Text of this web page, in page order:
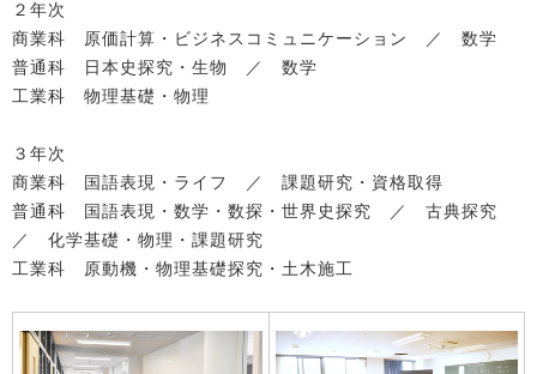
２年次
商業科 原価計算・ビジネスコミュニケーション ／ 数学
普通科 日本史探究・生物 ／ 数学
工業科 物理基礎・物理
３年次
商業科 国語表現・ライフ ／ 課題研究・資格取得
普通科 国語表現・数学・数探・世界史探究 ／ 古典探究
／ 化学基礎・物理・課題研究
工業科 原動機・物理基礎探究・土木施工